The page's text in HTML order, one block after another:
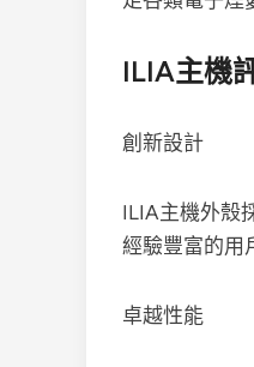
ILIA主機
創新設計
ILIA主機外殼
經驗豐富的用
卓越性能